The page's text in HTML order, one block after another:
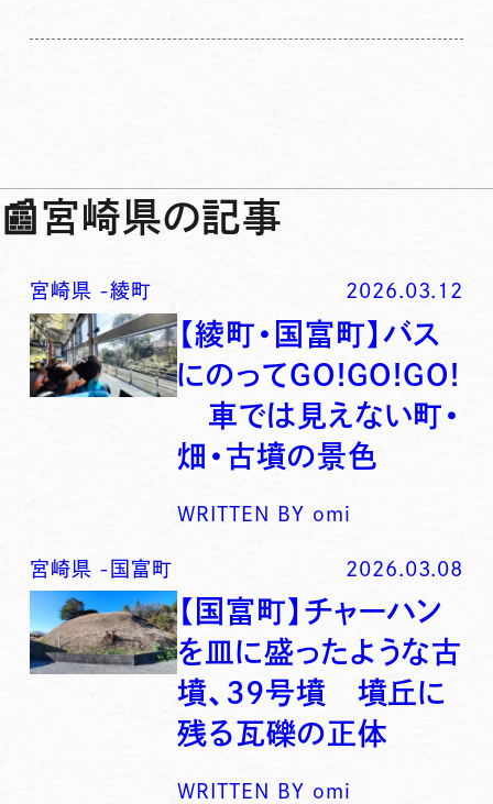
📰宮崎県の記事
宮崎県 -綾町 2026.03.12
【綾町・国富町】バス
にのってGO!GO!GO!
車では見えない町・
畑・古墳の景色
WRITTEN BY omi
宮崎県 - 国富町 2026.03.08
【国富町】チャーハン
を皿に盛ったような古
墳、39号墳 墳丘に
残る瓦礫の正体
WRITTEN BY omi